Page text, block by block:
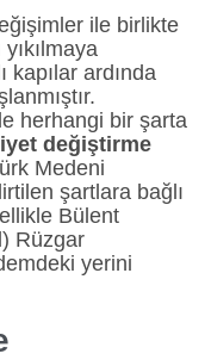
ile birlikte
kapılar ardında
herhangi bir şarta
değiştirme
Medeni
şartlara bağlı
Bülent
Rüzgar
yerini